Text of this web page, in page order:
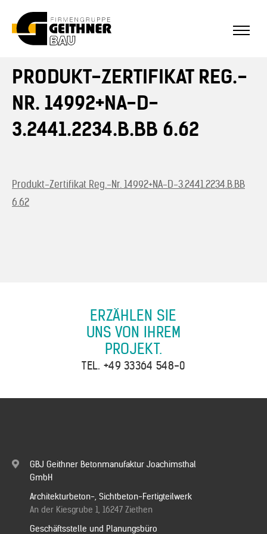
Home
SF-Bau
Referenzen Sichtbeton
PRODUKT-ZERTIFIKAT REG.-
NR. 14992+NA-D-
3.2441.2234.B.BB 6.62
Produkt-Zertifikat Reg.-Nr. 14992+NA-D-3.2441.2234.B.BB
6.62
ERZÄHLEN SIE
UNS VON IHREM
PROJEKT.
TEL. +49 33364 548-0
GBJ Geithner Betonmanufaktur Joachimsthal
GmbH
Architekturbeton-, Sichtbeton-Fertigteilwerk
An der Kiesgrube 1, 16247 Ziethen
Geschäftsstelle und Planungsbüro